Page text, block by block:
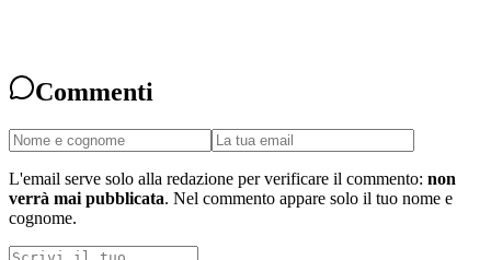
Commenti
L'email serve solo alla redazione per verificare il commento: non
verrà mai pubblicata. Nel commento appare solo il tuo nome e
cognome.